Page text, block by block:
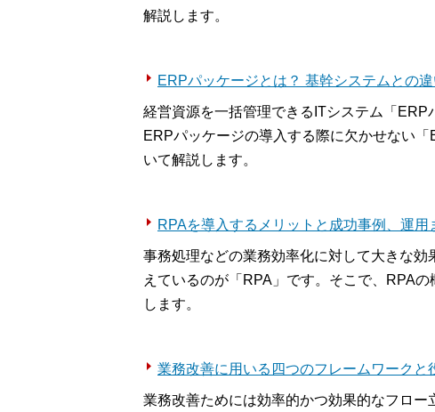
解説します。
ERPパッケージとは？ 基幹システムとの
経営資源を一括管理できるITシステム「ERP
ERPパッケージの導入する際に欠かせない
いて解説します。
RPAを導入するメリットと成功事例、運
事務処理などの業務効率化に対して大きな
えているのが「RPA」です。そこで、RPA
します。
業務改善に用いる四つのフレームワークと
業務改善ためには効率的かつ効果的なフロ